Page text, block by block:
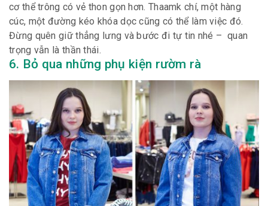
cơ thể trông có vẻ thon gọn hơn. Thaamk chí, một hàng
cúc, một đường kéo khóa dọc cũng có thể làm việc đó.
Đừng quên giữ thẳng lưng và bước đi tự tin nhé – quan
trọng vẫn là thần thái.
6. Bỏ qua những phụ kiện rườm rà